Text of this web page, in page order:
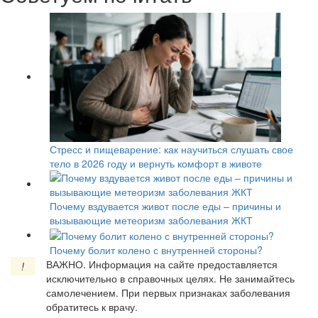
Стресс и пищеварение: как научиться слушать свое
тело в 2026 году и вернуть комфорт в животе
Почему вздувается живот после еды – причины и
вызывающие метеоризм заболевания ЖКТ
Почему болит колено с внутренней стороны?
!
ВАЖНО. Информация на сайте предоставляется
исключительно в справочных целях. Не занимайтесь
самолечением. При первых признаках заболевания
обратитесь к врачу.